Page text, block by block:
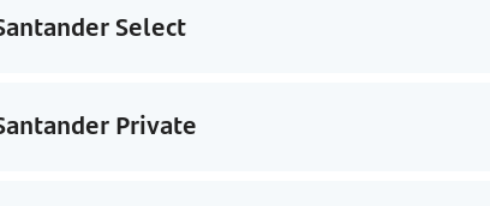
Select
Private